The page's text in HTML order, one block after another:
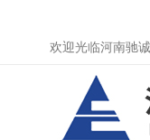
欢迎光临河南驰